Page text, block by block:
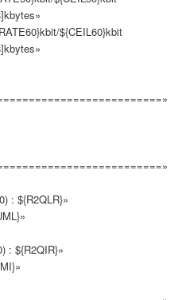
${CEIL60}kbit
: ${R2QLR}»
: ${R2QIR}»